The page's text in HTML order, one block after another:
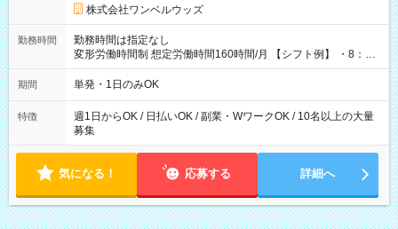
株式会社ワンベルウッズ
勤務時間
勤務時間は指定なし
変形労働時間制 想定労働時間160時間/月 【シフト例】 ・8：00
～21：00
期間 単発・1日のみOK
特徴
週1日からOK / 日払いOK / 副業・WワークOK / 10名以上の大量
募集
気になる！ 応募する 詳細へ